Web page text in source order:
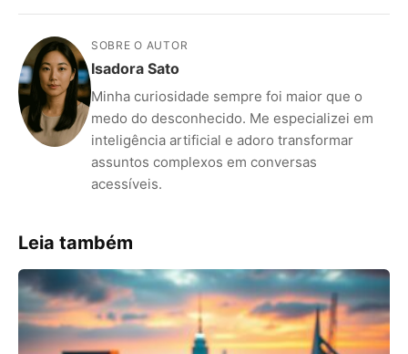
SOBRE O AUTOR
Isadora Sato
Minha curiosidade sempre foi maior que o
medo do desconhecido. Me especializei em
inteligência artificial e adoro transformar
assuntos complexos em conversas
acessíveis.
Leia também